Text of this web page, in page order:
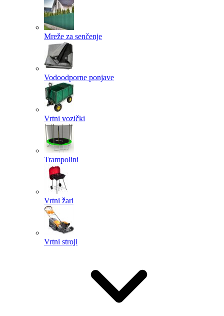
Mreže za senčenje
Vodoodporne ponjave
Vrtni vozički
Trampolini
Vrtni žari
Vrtni stroji